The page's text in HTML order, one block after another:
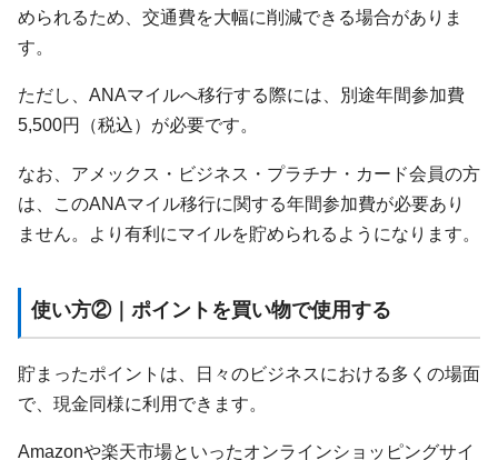
められるため、交通費を大幅に削減できる場合がありま
す。
ただし、ANAマイルへ移行する際には、別途年間参加費
5,500円（税込）が必要です。
なお、アメックス・ビジネス・プラチナ・カード会員の方
は、このANAマイル移行に関する年間参加費が必要あり
ません。より有利にマイルを貯められるようになります。
使い方②｜ポイントを買い物で使用する
貯まったポイントは、日々のビジネスにおける多くの場面
で、現金同様に利用できます。
Amazonや楽天市場といったオンラインショッピングサイ